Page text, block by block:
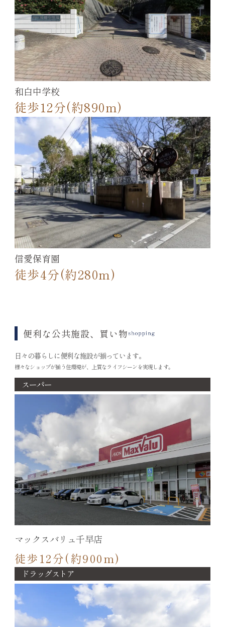
和白中学校
徒歩12分(約890m)
信愛保育園
徒歩4分(約280m)
便利な公共施設、買い物
日々の暮らしに便利な施設が揃っています。
様々なショップが揃う住環境が、上質なライフシーンを実現します。
スーパー
マックスバリュ千早店
徒歩12分(約900m)
ドラッグストア